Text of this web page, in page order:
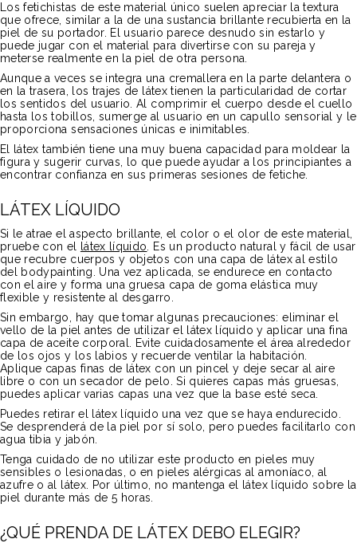
Los fetichistas de este material único suelen apreciar la textura
que ofrece, similar a la de una sustancia brillante recubierta en la
piel de su portador. El usuario parece desnudo sin estarlo y
puede jugar con el material para divertirse con su pareja y
meterse realmente en la piel de otra persona.
Aunque a veces se integra una cremallera en la parte delantera o
en la trasera, los trajes de látex tienen la particularidad de cortar
los sentidos del usuario. Al comprimir el cuerpo desde el cuello
hasta los tobillos, sumerge al usuario en un capullo sensorial y le
proporciona sensaciones únicas e inimitables.
El látex también tiene una muy buena capacidad para moldear la
figura y sugerir curvas, lo que puede ayudar a los principiantes a
encontrar confianza en sus primeras sesiones de fetiche.
LÁTEX LÍQUIDO
Si le atrae el aspecto brillante, el color o el olor de este material,
pruebe con el látex líquido. Es un producto natural y fácil de usar
que recubre cuerpos y objetos con una capa de látex al estilo
del bodypainting. Una vez aplicada, se endurece en contacto
con el aire y forma una gruesa capa de goma elástica muy
flexible y resistente al desgarro.
Sin embargo, hay que tomar algunas precauciones: eliminar el
vello de la piel antes de utilizar el látex líquido y aplicar una fina
capa de aceite corporal. Evite cuidadosamente el área alrededor
de los ojos y los labios y recuerde ventilar la habitación.
Aplique capas finas de látex con un pincel y deje secar al aire
libre o con un secador de pelo. Si quieres capas más gruesas,
puedes aplicar varias capas una vez que la base esté seca.
Puedes retirar el látex líquido una vez que se haya endurecido.
Se desprenderá de la piel por sí solo, pero puedes facilitarlo con
agua tibia y jabón.
Tenga cuidado de no utilizar este producto en pieles muy
sensibles o lesionadas, o en pieles alérgicas al amoníaco, al
azufre o al látex. Por último, no mantenga el látex líquido sobre la
piel durante más de 5 horas.
¿QUÉ PRENDA DE LÁTEX DEBO ELEGIR?